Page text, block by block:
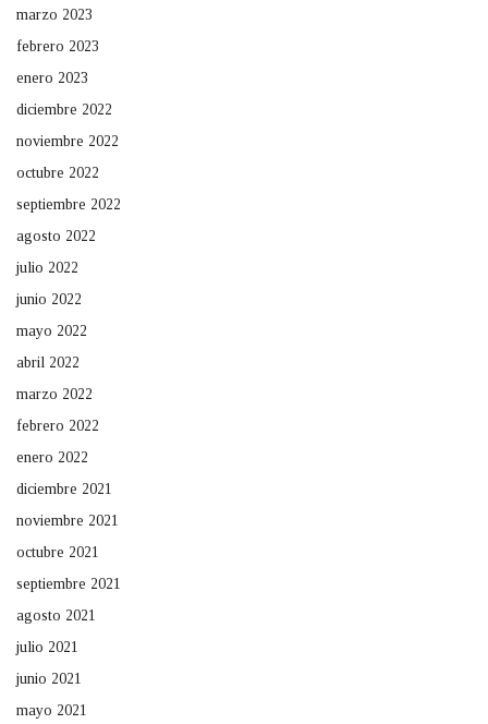
marzo 2023
febrero 2023
enero 2023
diciembre 2022
noviembre 2022
octubre 2022
septiembre 2022
agosto 2022
julio 2022
junio 2022
mayo 2022
abril 2022
marzo 2022
febrero 2022
enero 2022
diciembre 2021
noviembre 2021
octubre 2021
septiembre 2021
agosto 2021
julio 2021
junio 2021
mayo 2021